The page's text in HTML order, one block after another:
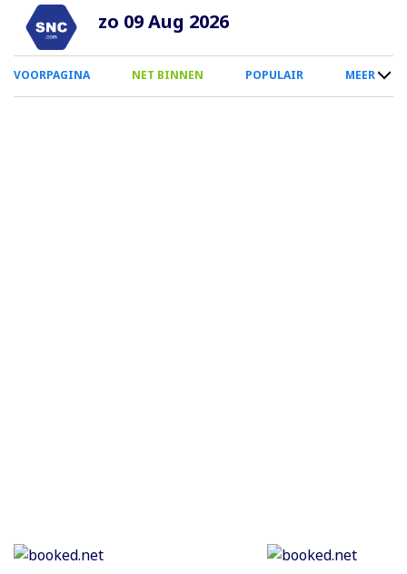
Overslaan
naar
inhoud
zo 09 Aug 2026
0
Smartphone
VOORPAGINA NET BINNEN POPULAIR MEER